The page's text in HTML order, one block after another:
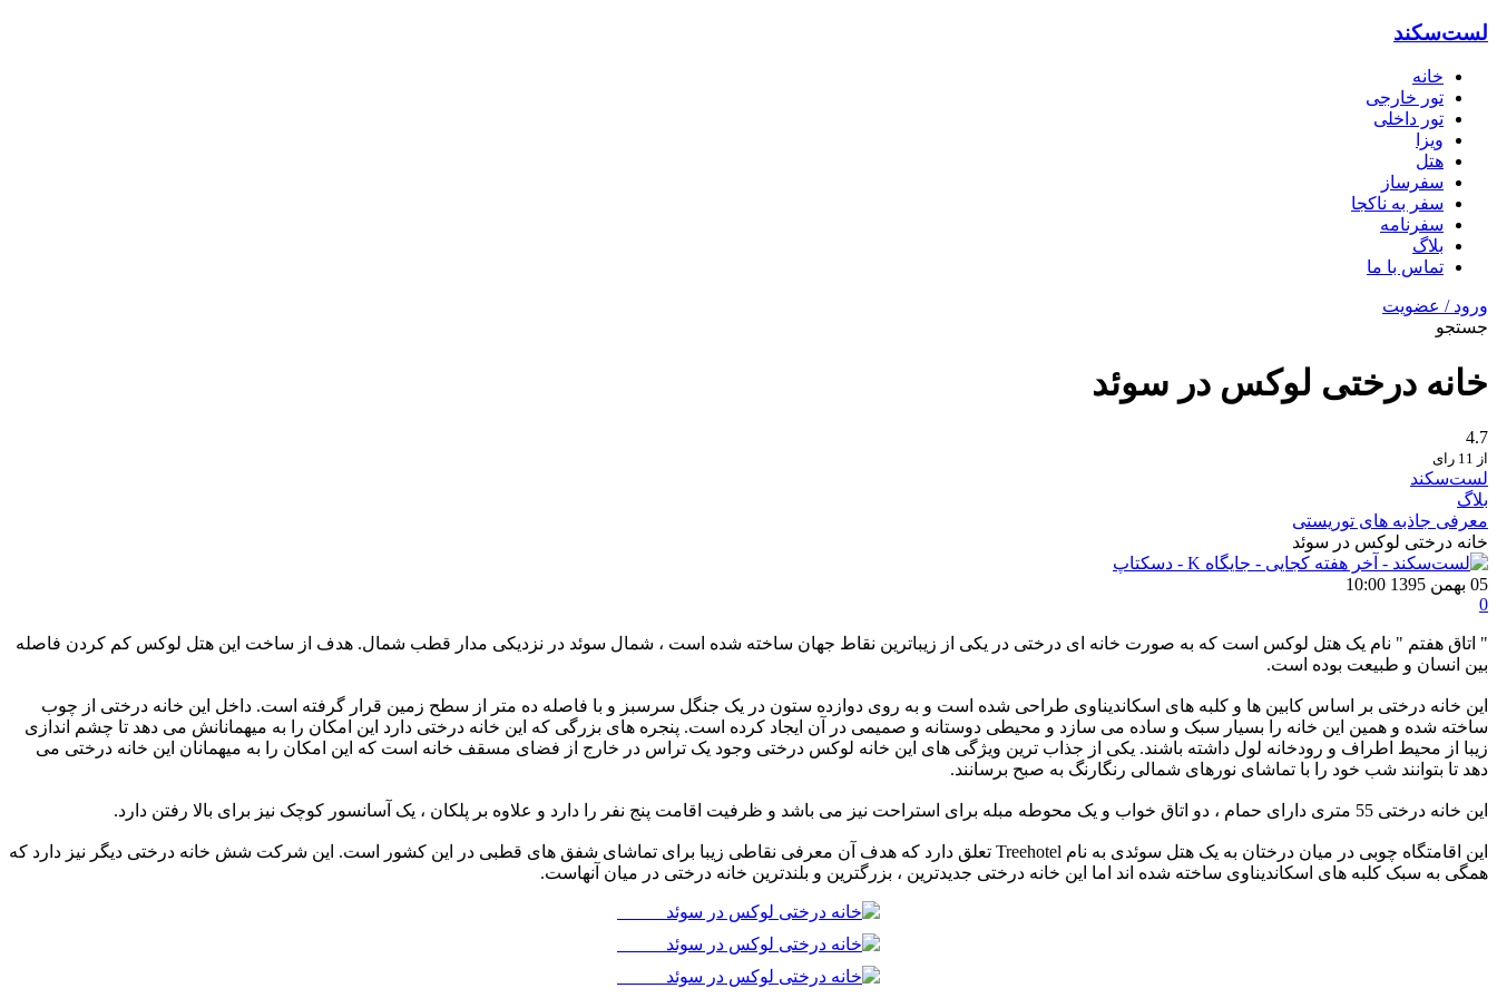
لست‌سکند
خانه
تور خارجی
تور داخلی
ویزا
هتل‌
سفرساز
سفر به ناکجا
سفرنامه
بلاگ
تماس با ما
ورود / عضویت
جستجو
خانه درختی لوکس در سوئد
4.7
از 11 رای
لست‌سکند
بلاگ
معرفی جاذبه های توریستی
خانه درختی لوکس در سوئد
05 بهمن 1395 10:00
0
‏‏" اتاق هفتم " نام یک هتل لوکس است که به صورت خانه ای درختی در یکی از زیباترین نقاط جهان ساخته شده است ، شمال ‏سوئد در نزدیکی مدار قطب شمال. هدف از ساخت این هتل لوکس کم کردن فاصله
بین انسان و طبیعت بوده است. ‏
این خانه درختی بر اساس کابین ها و کلبه های اسکاندیناوی طراحی شده است و به روی دوازده ستون در یک جنگل سرسبز و با ‏فاصله ده متر از سطح زمین قرار گرفته است. داخل این خانه درختی از چوب
ساخته شده و همین این خانه را بسیار سبک و ساده ‏می سازد و محیطی دوستانه و صمیمی در آن ایجاد کرده است. پنجره های بزرگی که این خانه درختی دارد این امکان را به ‏میهمانانش می دهد تا چشم اندازی
زیبا از محیط اطراف و رودخانه لول داشته باشند. یکی از جذاب ترین ویژگی های این خانه ‏لوکس درختی وجود یک تراس در خارج از فضای مسقف خانه است که این امکان را به میهمانان این خانه درختی می
دهد تا ‏بتوانند شب خود را با تماشای نورهای شمالی رنگارنگ به صبح برسانند.‏ ‏
این خانه درختی 55 متری دارای حمام ، دو اتاق خواب و یک محوطه مبله برای استراحت نیز می باشد و ظرفیت اقامت پنج نفر ‏را دارد و علاوه بر پلکان ، یک آسانسور کوچک نیز برای بالا رفتن دارد. ‏
این اقامتگاه چوبی در میان درختان به یک هتل سوئدی به نام ‏Treehotel‏ تعلق دارد که هدف آن معرفی نقاطی زیبا برای تماشای ‏شفق های قطبی در این کشور است. این شرکت شش خانه درختی دیگر نیز دارد که
همگی به سبک کلبه های اسکاندیناوی ساخته ‏شده اند اما این خانه درختی جدیدترین ، بزرگترین و بلندترین خانه درختی در میان آنهاست. ‏ ‏‏‏‏